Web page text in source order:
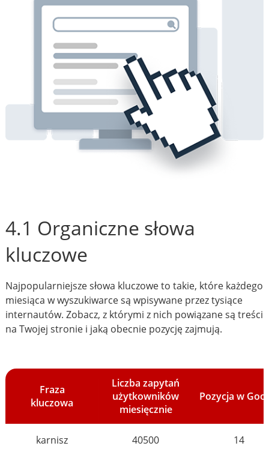
4.1 Organiczne słowa
kluczowe
Najpopularniejsze słowa kluczowe to takie, które każdego
miesiąca w wyszukiwarce są wpisywane przez tysiące
internautów. Zobacz, z którymi z nich powiązane są treści
na Twojej stronie i jaką obecnie pozycję zajmują.
Fraza
kluczowa
Liczba zapytań
użytkowników
miesięcznie
Pozycja w
karnisz 40500 14